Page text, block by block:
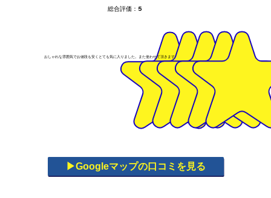
総合評価：5
おしゃれな雰囲気でお値段も安くとても気に入りました。また使わせて頂きます。
▶︎Googleマップの口コミを見る